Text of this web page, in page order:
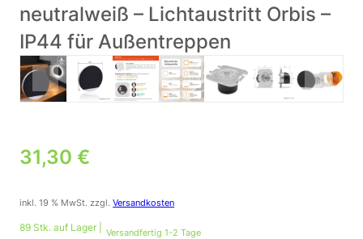
neutralweiß – Lichtaustritt Orbis –
IP44 für Außentreppen
31,30 €
inkl. 19 % MwSt. zzgl.Versandkosten
89 Stk. auf Lager | Versandfertig 1-2 Tage